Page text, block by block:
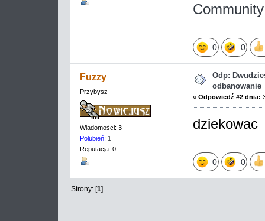
0 0
Fuzzy
Przybysz
Wiadomości: 3
Polubień: 1
Reputacja: 0
Odp:
odbanowanie
« Odpowiedź #2 dnia:
0 0
Strony: [1]